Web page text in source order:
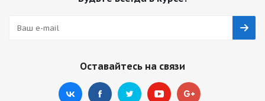
Оставайтесь на связи